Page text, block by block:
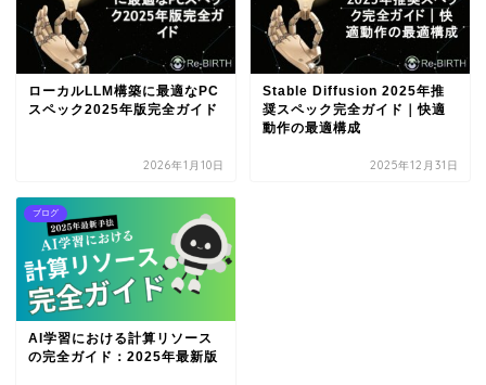
ローカルLLM構築に最適なPC
スペック2025年版完全ガイド
2026年1月10日
Stable Diffusion 2025年推
奨スペック完全ガイド｜快適
動作の最適構成
2025年12月31日
ブログ
AI学習における計算リソース
の完全ガイド：2025年最新版